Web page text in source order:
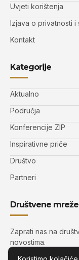
Uvjeti korištenja
Izjava o privatnosti i
Kontakt
Kategorije
Aktualno
Područja
Konferencije ZIP
Inspirativne priče
Društvo
Partneri
Društvene mreže
Zaprati nas na
novostima.